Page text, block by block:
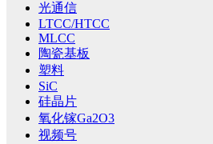
光通信
LTCC/HTCC
MLCC
陶瓷基板
塑料
SiC
硅晶片
氧化镓Ga2O3
视频号